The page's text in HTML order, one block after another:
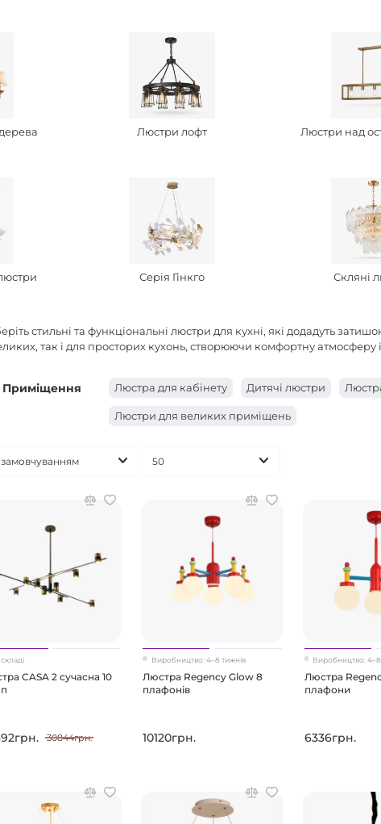
Люстри лофт Люстри над
Серія Гінкго Скляні
стильні та функціональні люстри для кухні, які додадуть
так і для просторих кухонь, створюючи комфортну
Приміщення Люстра для кабінету Дитячі люстри
Люстри для великих приміщень
CASA 2 сучасна 10
30844грн.
Виробництво: 4–8 тижнів
Люстра Regency Glow 8
плафонів
10120грн.
Виробництво: 4–8
Люстра
плафони
6336грн.